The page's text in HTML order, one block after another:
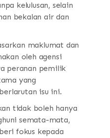
kelulusan, selain
bekalan air dan
maklumat dan
oleh agensi
peranan pemilik
yang
isu ini.
tidak boleh hanya
semata-mata,
fokus kepada